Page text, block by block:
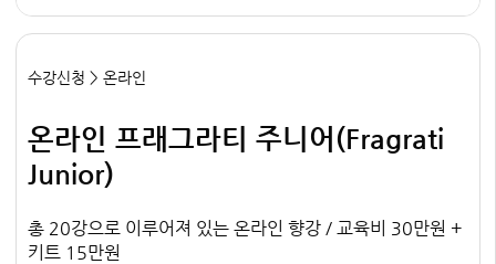
수강신청 > 온라인
온라인 프래그라티 주니어(Fragrati
Junior)
총 20강으로 이루어져 있는 온라인 향강 / 교육비 30만원 +
키트 15만원